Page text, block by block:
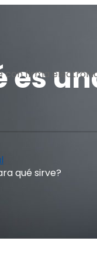
con firma
es
qué sirve?